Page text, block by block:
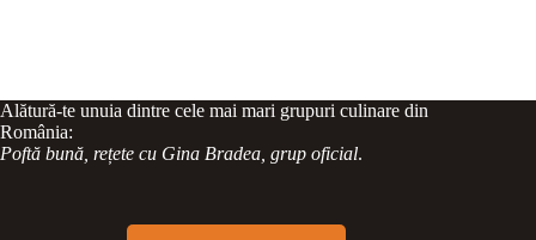
Alătură-te unuia dintre cele mai mari grupuri culinare din
România:
Poftă bună, rețete cu Gina Bradea, grup oficial.